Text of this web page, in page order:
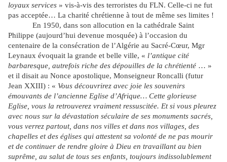
loyaux services » vis-à-vis des terroristes du FLN. Celle-ci ne fut
pas acceptée… La charité chrétienne à tout de même ses limites !
En 1950, dans son allocution en la cathédrale Saint
Philippe (aujourd’hui devenue mosquée) à l’occasion du
centenaire de la consécration de l’Algérie au Sacré-Cœur, Mgr
Leynaux évoquait la grande et belle ville, « l’antique cité
barbaresque, autrefois riche des dépouilles de la chrétienté … »
et il disait au Nonce apostolique, Monseigneur Roncalli (futur
Jean XXIII) : « Vous découvrirez avec joie les souvenirs
émouvants de l’ancienne Eglise d’Afrique… Cette glorieuse
Eglise, vous la retrouverez vraiment ressuscitée. Et si vous pleurez
avec nous sur la dévastation séculaire de ses monuments sacrés,
vous verrez partout, dans nos villes et dans nos villages, des
chapelles et des églises qui attestent sa volonté de ne pas mourir
et de continuer de rendre gloire à Dieu en travaillant au bien
suprême, au salut de tous ses enfants, toujours indissolublement